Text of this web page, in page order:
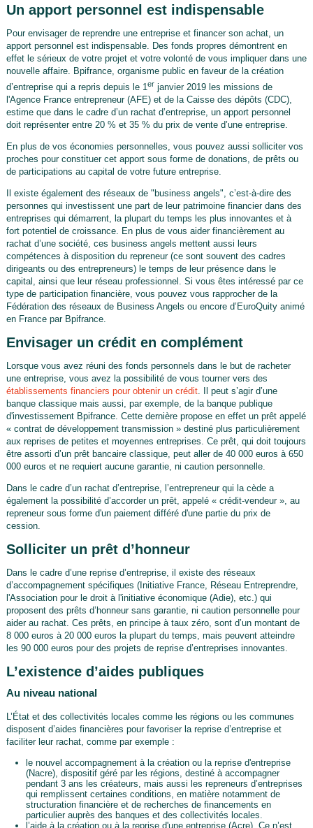
Un apport personnel est indispensable
Pour envisager de reprendre une entreprise et financer son achat, un
apport personnel est indispensable. Des fonds propres démontrent en
effet le sérieux de votre projet et votre volonté de vous impliquer dans une
nouvelle affaire. Bpifrance, organisme public en faveur de la création
d’entreprise qui a repris depuis le 1er janvier 2019 les missions de
l'Agence France entrepreneur (AFE) et de la Caisse des dépôts (CDC),
estime que dans le cadre d’un rachat d’entreprise, un apport personnel
doit représenter entre 20 % et 35 % du prix de vente d’une entreprise.
En plus de vos économies personnelles, vous pouvez aussi solliciter vos
proches pour constituer cet apport sous forme de donations, de prêts ou
de participations au capital de votre future entreprise.
Il existe également des réseaux de "business angels", c’est-à-dire des
personnes qui investissent une part de leur patrimoine financier dans des
entreprises qui démarrent, la plupart du temps les plus innovantes et à
fort potentiel de croissance. En plus de vous aider financièrement au
rachat d’une société, ces business angels mettent aussi leurs
compétences à disposition du repreneur (ce sont souvent des cadres
dirigeants ou des entrepreneurs) le temps de leur présence dans le
capital, ainsi que leur réseau professionnel. Si vous êtes intéressé par ce
type de participation financière, vous pouvez vous rapprocher de la
Fédération des réseaux de Business Angels ou encore d’EuroQuity animé
en France par Bpifrance.
Envisager un crédit en complément
Lorsque vous avez réuni des fonds personnels dans le but de racheter
une entreprise, vous avez la possibilité de vous tourner vers des
établissements financiers pour obtenir un crédit. Il peut s’agir d’une
banque classique mais aussi, par exemple, de la banque publique
d'investissement Bpifrance. Cette dernière propose en effet un prêt appelé
« contrat de développement transmission » destiné plus particulièrement
aux reprises de petites et moyennes entreprises. Ce prêt, qui doit toujours
être assorti d’un prêt bancaire classique, peut aller de 40 000 euros à 650
000 euros et ne requiert aucune garantie, ni caution personnelle.
Dans le cadre d’un rachat d’entreprise, l’entrepreneur qui la cède a
également la possibilité d’accorder un prêt, appelé « crédit-vendeur », au
repreneur sous forme d'un paiement différé d'une partie du prix de
cession.
Solliciter un prêt d’honneur
Dans le cadre d’une reprise d’entreprise, il existe des réseaux
d’accompagnement spécifiques (Initiative France, Réseau Entreprendre,
l'Association pour le droit à l'initiative économique (Adie), etc.) qui
proposent des prêts d’honneur sans garantie, ni caution personnelle pour
aider au rachat. Ces prêts, en principe à taux zéro, sont d’un montant de
8 000 euros à 20 000 euros la plupart du temps, mais peuvent atteindre
les 90 000 euros pour des projets de reprise d’entreprises innovantes.
L’existence d’aides publiques
Au niveau national
L’État et des collectivités locales comme les régions ou les communes
disposent d’aides financières pour favoriser la reprise d’entreprise et
faciliter leur rachat, comme par exemple :
le nouvel accompagnement à la création ou la reprise d'entreprise
(Nacre), dispositif géré par les régions, destiné à accompagner
pendant 3 ans les créateurs, mais aussi les repreneurs d’entreprises
qui remplissent certaines conditions, en matière notamment de
structuration financière et de recherches de financements en
particulier auprès des banques et des collectivités locales.
l’aide à la création ou à la reprise d'une entreprise (Acre). Ce n’est